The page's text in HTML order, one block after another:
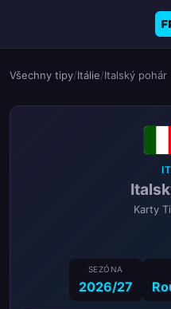
Všechny tipy/Itálie/Italský pohár
Karty
SEZÓNA
2026/27